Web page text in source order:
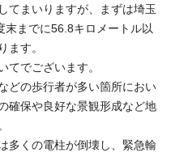
てまいりますが、まずは埼玉
までに56.8キロメートル以
ます。
てでございます。
どの歩行者が多い箇所におい
確保や良好な景観形成など地
多くの電柱が倒壊し、緊急輸